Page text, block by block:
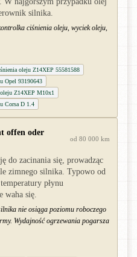
silnika.
ciśnienia oleju, wyciek oleju,
oleju Z14XEP 55581588
Opel 93190643
Z14XEP M10x1
Corsa D 1.4
offen oder
od 80 000 km
do zacinania się, prowadząc
zimnego silnika. Typowo od
płynu
waha się.
nie osiąga poziomu roboczego
Wydajność ogrzewania pogarsza